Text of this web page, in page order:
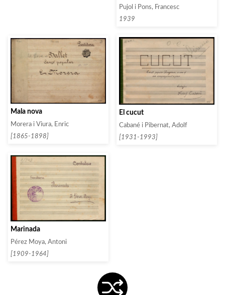
Pujol i Pons, Francesc
1939
Mala nova
Morera i Viura, Enric
[1865-1898]
El cucut
Cabané i Pibernat, Adolf
[1931-1993]
Marinada
Pérez Moya, Antoni
[1909-1964]